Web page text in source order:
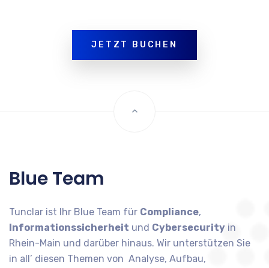
JETZT BUCHEN
Blue Team
Tunclar ist Ihr Blue Team für Compliance,
Informationssicherheit und Cybersecurity in
Rhein-Main und darüber hinaus. Wir unterstützen Sie
in all’ diesen Themen von Analyse, Aufbau,